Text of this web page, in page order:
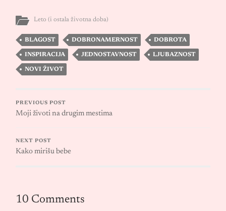
Leto (i ostala životna doba)
BLAGOST DOBRONAMERNOST DOBROTA
INSPIRACIJA JEDNOSTAVNOST LJUBAZNOST
NOVI ŽIVOT
PREVIOUS POST
Moji životi na drugim mestima
NEXT POST
Kako mirišu bebe
10 Comments